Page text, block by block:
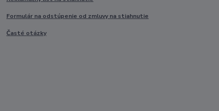
Formulár na odstúpenie od zmluvy na stiahnutie
Časté otázky